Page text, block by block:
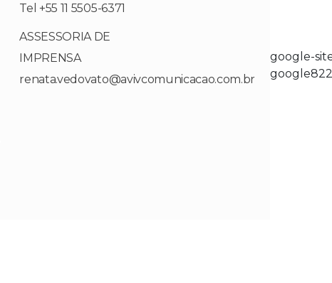
Tel +55 11 5505-6371
ASSESSORIA DE
IMPRENSA
renata.vedovato@avivcomunicacao.com.br
google-